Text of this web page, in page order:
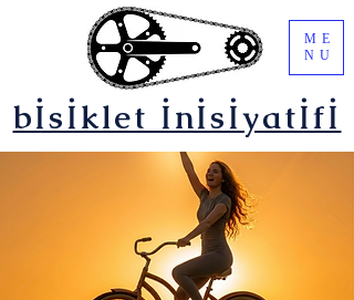
bİsİklet İnİsİyatİfİ
ME
NU